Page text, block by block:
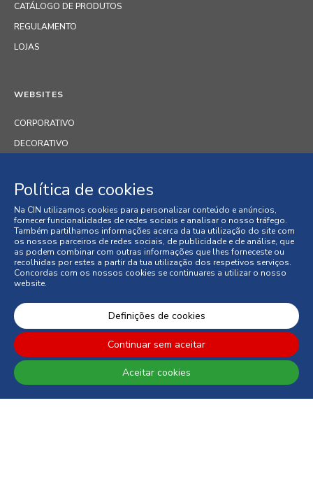
CATÁLOGO DE PRODUTOS
REGULAMENTO
LOJAS
WEBSITES
CORPORATIVO
DECORATIVO
CONTACTO: 229 405 100 (chamada para rede fixa nacional)
Termos e Condições
Política de Privacidade
Política de cookies
Na CIN utilizamos cookies para personalizar conteúdo e anúncios,
fornecer funcionalidades de redes sociais e analisar o nosso tráfego.
Também partilhamos informações acerca da tua utilização do site com
os nossos parceiros de redes sociais, de publicidade e de análise, que
as podem combinar com outras informações que lhes forneceste ou
recolhidas por estes a partir da tua utilização dos respetivos serviços.
Concordas com os nossos cookies se continuares a utilizar o nosso
website.
Definições de cookies
Continuar sem aceitar
Aceitar cookies